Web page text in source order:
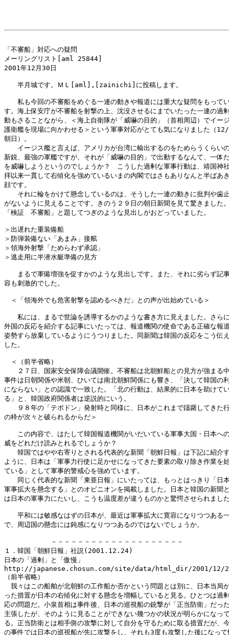
「不審船」対応への疑問
メーリングリスト[aml 25844]
2001年12月30日
半月城です。ＭＬ[aml],[zainichi]に投稿します。
私も今回の不審船をめぐる一連の動きや報道には重大な疑問をもって
す。海上保安庁が不審船を射撃の上、沈没させるにまでいたった一連の過
動もさることながら、＜海上自衛隊が「威嚇の目的」（首相周辺）でイー
護衛艦を現場に向かわせる＞という軍事対応がとても気になりました（
朝日）。
イージス艦と言えば、アメリカが台湾に輸出するのをためらうくらい
新鋭、最強の軍艦ですが、それが「威嚇の目的」で出動するなんて、一体
を威嚇しようというのでしょうか？　こうした過剰な軍事行動は、靖国神
拝以来一貫して右傾化を強めているいまの内閣ではさもありなんと半ばあ
顔です。
それに輪をかけて懸念しているのは、そうした一連の動きに批判や歯
がないように見えることです。きのう２９日の朝日新聞を見て驚きました
「検証　不審船」と題してつぎのような見出しがおどっていました。
＞出遅れた重装備船
＞防弾装備ない「あまみ」接舷
＞領海外射撃「ためらわず承認」
＞逃走用に半潜水艇準備の見方
まるで軍備増強を促すかのような見出しです。また、それに劣らず記
容も刺激的でした。
＜「領海外でも危害射撃を認めるべきだ」との声が出始めている＞
私には、まるで世論を誘導するかのような書き方に見えました。さら
外国の反応を紹介する記事にいたっては、報道機関の使命である正確な報
姿勢すら放棄しているようにうつりました。同新聞は韓国の反応をこう伝
した。
＜（前半省略）
２７日、国家安全保障会議開催。不審船は北朝鮮船との見方が強まる
事件は日朝関係や米朝、ひいては南北朝鮮関係にも響き、「決して韓国の
にならない」との認識で一致した。「北の行動は、結果的に日本を助けて
る」と、韓国政府関係者は逆説的にいう。
９８年の「テポドン」発射時と同様に、日本がこれまで躊躇してきた
の枠が次々と破られるからだ＞
この内容で、はたして韓国報道機関がいだいている軍事大国・日本へ
威をどれだけ読みとれるでしょうか？
韓国ではやや右寄りとされる代表的な新聞「朝鮮日報」は下記に紹介
ように、日本は「軍事力行使に足かせになってきた要素の取り除き作業を
ている」として軍事的警戒心を強めています。
同じく代表的な新聞「東亜日報」にいたっては、もっとはっきり「日
軍事拡大を懸念する」とのオピニオンを掲載しました。日本と韓国の新聞
は日本の軍事力にたいし、こうも温度差が違うものかと驚愕させられまし
平和には敏感なはずの日本が、最近は軍事拡大に寛容になりつつある
で、周辺国の懸念には鈍感になりつつあるのではないでしょうか。
－－－－－－－－－－－－－－－－－－－－
１．韓国「朝鮮日報」社説(2001.12.24)
日本の「過剰」と「傲慢」
http://japanese.chosun.com/site/data/html_dir/2001/12/
（前半省略）
我々はこの船舶が北朝鮮の工作船か否かという問題とは別に、日本当局
った措置が日本の右傾化に対する懸念を増幅していると見る。ひとつは過
応の問題だ。小泉首相は事件後、日本の巡視船の銃撃が「正当防衛」だっ
主張したが、そのように見ることができない幾つかの状況が明らかになっ
る。正当防衛とは相手側の攻撃に対して自分を守るために取る措置だが、
の事件では日本の巡視船が先に攻撃をし、それも3度も攻撃した後になって